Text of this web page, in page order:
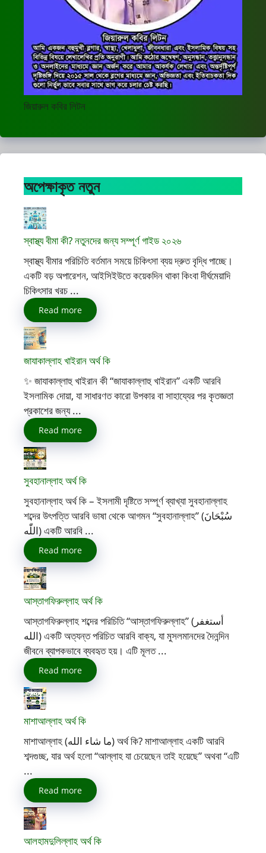
জিয়ারুল কবির লিটন
অপেক্ষাকৃত নতুন
স্বাস্থ্য বীমা কী? নতুনদের জন্য সম্পূর্ণ গাইড ২০২৬
স্বাস্থ্য বীমার পরিচিতি বর্তমান সময়ে চিকিৎসা ব্যয় দ্রুত বৃদ্ধি পাচ্ছে।
একটি বড় অপারেশন, আইসিইউতে কয়েকদিন থাকা কিংবা দীর্ঘমেয়াদি
চিকিৎসার খরচ ...
Read more
জাযাকাল্লাহ খাইরান অর্থ কি
✨ জাযাকাল্লাহু খাইরান কী “জাযাকাল্লাহু খাইরান” একটি আরবি
ইসলামিক দোয়া, যা সাধারণত কারো উপকার বা সাহায্যের পর কৃতজ্ঞতা
প্রকাশের জন্য ...
Read more
সুবহানাল্লাহ অর্থ কি
সুবহানাল্লাহ অর্থ কি – ইসলামী দৃষ্টিতে সম্পূর্ণ ব্যাখ্যা সুবহানাল্লাহ
শব্দের উৎপত্তি আরবি ভাষা থেকে আগমন “সুবহানাল্লাহ” (سُبْحَانَ
اللّٰه) একটি আরবি ...
Read more
আস্তাগফিরুল্লাহ অর্থ কি
আস্তাগফিরুল্লাহ শব্দের পরিচিতি “আস্তাগফিরুল্লাহ” (أستغفر
الله) একটি অত্যন্ত পরিচিত আরবি বাক্য, যা মুসলমানদের দৈনন্দিন
জীবনে ব্যাপকভাবে ব্যবহৃত হয়। এটি মূলত ...
Read more
মাশাআল্লাহ অর্থ কি
মাশাআল্লাহ (ما شاء الله) অর্থ কি? মাশাআল্লাহ একটি আরবি
শব্দগুচ্ছ, যার অর্থ হলো “আল্লাহ যা চেয়েছেন তাই হয়েছে” অথবা “এটি
...
Read more
আলহামদুলিল্লাহ অর্থ কি